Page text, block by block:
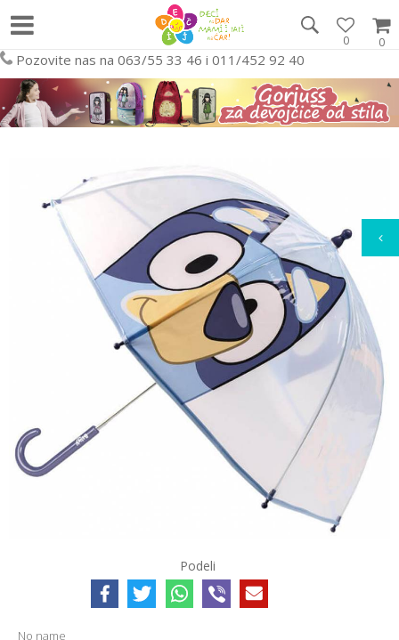
0
0
Pozovite nas na 063/55 33 46 i 011/452 92 40
Podeli
No name